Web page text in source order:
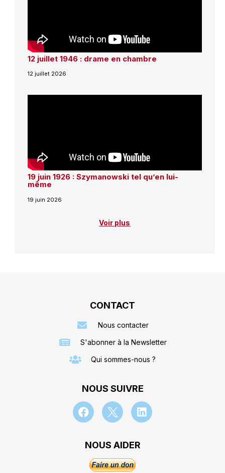
12 juillet 1946 : drame en chambre
12 juillet 2026
19 juin 1926 : Szymanowski tel qu’en lui-
même
19 juin 2026
Voir plus
CONTACT
Nous contacter
S'abonner à la Newsletter
Qui sommes-nous ?
NOUS SUIVRE
NOUS AIDER